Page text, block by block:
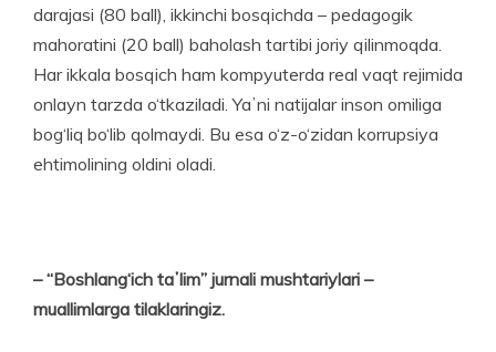
darajasi (80 ball), ikkinchi bosqichda – pedagogik
mahoratini (20 ball) baholash tartibi joriy qilinmoqda.
Har ikkala bosqich ham komp­yuterda real vaqt rejimida
onlayn tarzda o‘tkaziladi. Yaʼni natijalar inson omiliga
bog‘liq bo‘lib qolmaydi. Bu esa o‘z-o‘zidan korrupsiya
ehtimolining oldini oladi.
– “Boshlang‘ich taʼlim” jurnali mushtariylari –
muallimlarga tilaklaringiz.